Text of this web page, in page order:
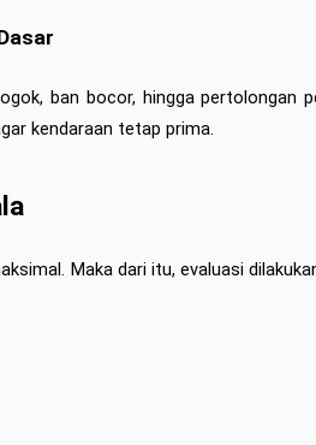
ban bocor, hingga pertolongan
kendaraan tetap prima.
Maka dari itu, evaluasi